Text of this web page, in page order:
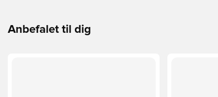
Anbefalet til dig